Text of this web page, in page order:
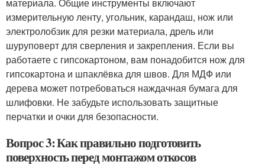
измерительную ленту, угольник, карандаш, нож или
электролобзик для резки материала, дрель или
шуруповерт для сверления и закрепления. Если вы
работаете с гипсокартоном, вам понадобится нож для
гипсокартона и шпаклёвка для швов. Для МДФ или
дерева может потребоваться наждачная бумага для
шлифовки. Не забудьте использовать защитные
перчатки и очки для безопасности.
Вопрос 3: Как правильно подготовить
поверхность перед монтажом откосов